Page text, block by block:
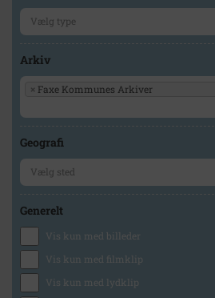
Arkiv
× Faxe Kommunes Arkiver
Geografi
Generelt
Vis kun med billeder
Vis kun med filmklip
Vis kun med lydklip